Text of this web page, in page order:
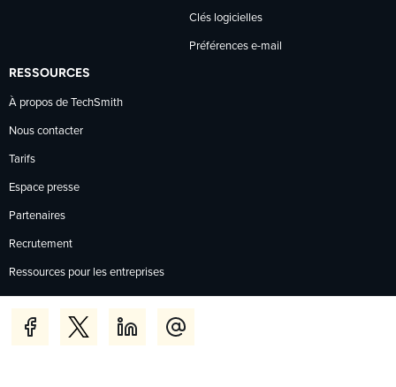
Clés logicielles
Préférences e-mail
RESSOURCES
À propos de TechSmith
Nous contacter
Tarifs
Espace presse
Partenaires
Recrutement
Ressources pour les entreprises
FAQ boutique en ligne